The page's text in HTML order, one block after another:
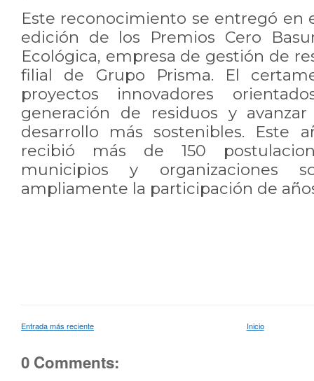
Este reconocimiento se entregó en
edición de los Premios Cero
Ecológica, empresa de gestión de
filial de Grupo Prisma. El
proyectos innovadores
generación de residuos y
desarrollo más sostenibles. Este
recibió más de 150
municipios y organizaciones
ampliamente la participación de
Entrada más reciente Inicio
0 Comments: